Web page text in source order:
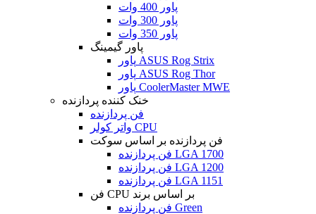
پاور 400 وات
پاور 300 وات
پاور 350 وات
پاور گیمینگ
پاور ASUS Rog Strix
پاور ASUS Rog Thor
پاور CoolerMaster MWE
خنک کننده پردازنده
فن پردازنده
واتر کولر CPU
فن پردازنده بر اساس سوکت
فن پردازنده LGA 1700
فن پردازنده LGA 1200
فن پردازنده LGA 1151
فن CPU بر اساس برند
فن پردازنده Green